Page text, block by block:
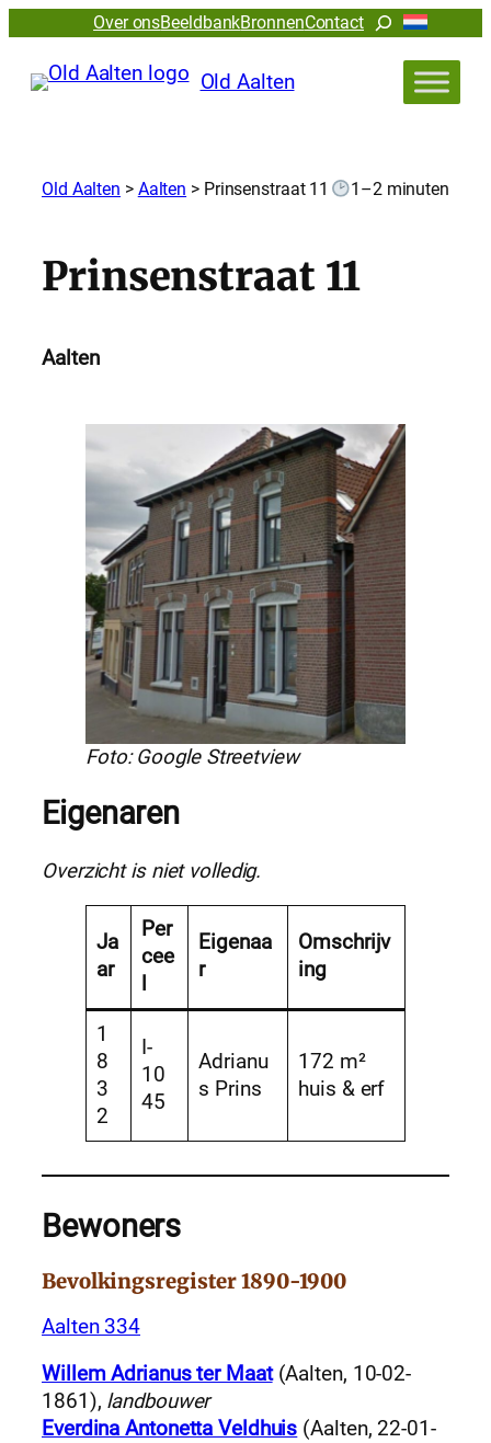
Over onsBeeldbankBronnenContactZoeken
Old Aalten
Old Aalten > Aalten > Prinsenstraat 11 1–2 minuten
Prinsenstraat 11
Aalten
Foto: Google Streetview
Eigenaren
Overzicht is niet volledig.
Ja
ar
Per
cee
Eigenaa
r
Omschrijv
ing
1
8
3
2
I-
10
45
Adrianu
s Prins
172 m²
huis & erf
Bewoners
Bevolkingsregister 1890-1900
Aalten 334
Willem Adrianus ter Maat (Aalten, 10-02-
1861), landbouwer
Everdina Antonetta Veldhuis (Aalten, 22-01-